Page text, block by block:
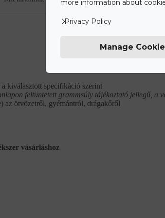
kiválasztott specifikáció szerint
feltüntetett grammsúly tájékoztató jellegű, a
az ötvözetről, gyémántról, drágakőről
vásárláshoz
more information about
Privacy Policy
Manage